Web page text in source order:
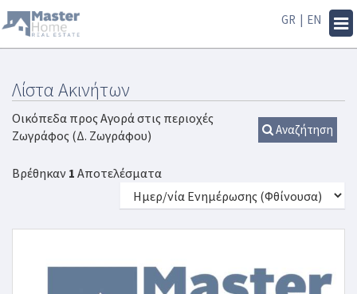
GR | EN
Λίστα Ακινήτων
Αναζήτηση
Οικόπεδα προς Αγορά στις περιοχές
Ζωγράφος (Δ. Ζωγράφου)
Βρέθηκαν 1 Αποτελέσματα